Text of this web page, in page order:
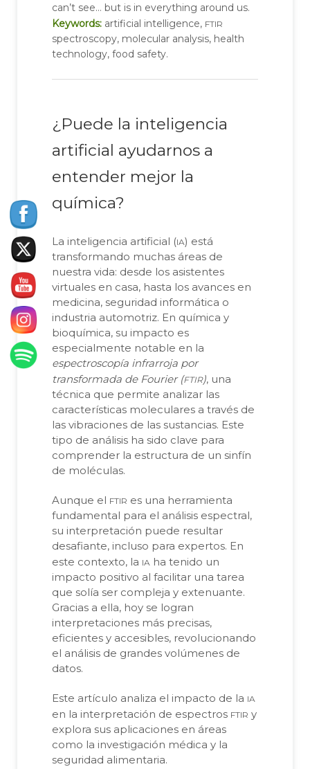
can’t see… but is in everything around us.
Keywords: artificial intelligence, ftir
spectroscopy, molecular analysis, health
technology, food safety.
¿Puede la inteligencia
artificial ayudarnos a
entender mejor la
química?
La inteligencia artificial (ia) está
transformando muchas áreas de
nuestra vida: desde los asistentes
virtuales en casa, hasta los avances en
medicina, seguridad informática o
industria automotriz. En química y
bioquímica, su impacto es
especialmente notable en la
espectroscopía infrarroja por
transformada de Fourier (ftir), una
técnica que permite analizar las
características moleculares a través de
las vibraciones de las sustancias. Este
tipo de análisis ha sido clave para
comprender la estructura de un sinfín
de moléculas.
Aunque el ftir es una herramienta
fundamental para el análisis espectral,
su interpretación puede resultar
desafiante, incluso para expertos. En
este contexto, la ia ha tenido un
impacto positivo al facilitar una tarea
que solía ser compleja y extenuante.
Gracias a ella, hoy se logran
interpretaciones más precisas,
eficientes y accesibles, revolucionando
el análisis de grandes volúmenes de
datos.
Este artículo analiza el impacto de la ia
en la interpretación de espectros ftir y
explora sus aplicaciones en áreas
como la investigación médica y la
seguridad alimentaria.